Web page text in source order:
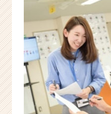
業
か
ら
ス
カ
ウ
ト
が
届
く
就